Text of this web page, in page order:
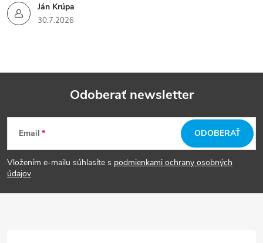
Ján Krúpa
30.7.2026
Z
á
p
Odoberať newsletter
Email
Vložením e-mailu súhlasíte s podmienkami ochrany osobných
údajov
ODOBERAŤ